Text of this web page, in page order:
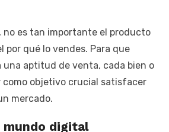
no es tan importante el producto
por qué lo vendes. Para que
una aptitud de venta, cada bien o
como objetivo crucial satisfacer
mercado.
mundo digital